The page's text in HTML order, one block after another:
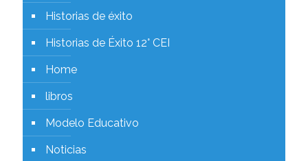
Historias de éxito
Historias de Éxito 12° CEI
Home
libros
Modelo Educativo
Noticias